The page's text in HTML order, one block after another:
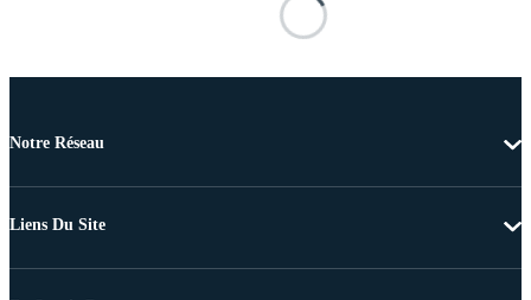
Notre Réseau
Liens Du Site